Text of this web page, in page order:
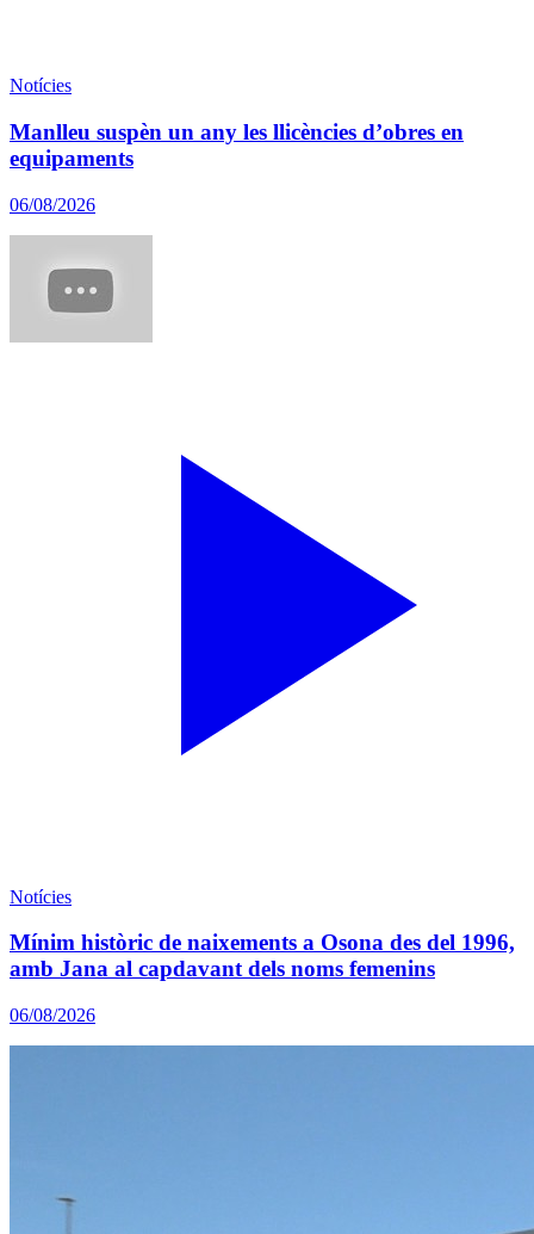
Notícies
Manlleu suspèn un any les llicències d’obres en
equipaments
06/08/2026
Notícies
Mínim històric de naixements a Osona des del 1996,
amb Jana al capdavant dels noms femenins
06/08/2026